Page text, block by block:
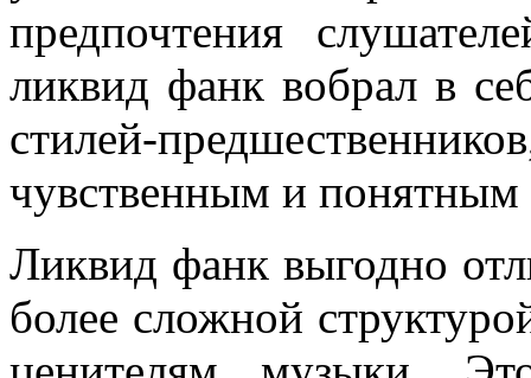
предпочтения
ликвид фанк вобрал в
стилей-
чувственным и
Ликвид фанк выгодно
более сложной